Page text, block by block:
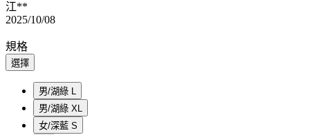
江**
2025/10/08
規格
選擇
男/湖綠 L
男/湖綠 XL
女/深藍 S